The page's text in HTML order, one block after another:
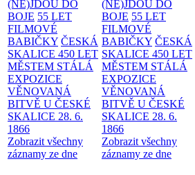
(NE)JDOU DO
BOJE 55 LET
FILMOVÉ
BABIČKY ČESKÁ
SKALICE 450 LET
MĚSTEM STÁLÁ
EXPOZICE
VĚNOVANÁ
BITVĚ U ČESKÉ
SKALICE 28. 6.
1866
Zobrazit všechny
záznamy ze dne
(NE)JDOU DO
BOJE 55 LET
FILMOVÉ
BABIČKY ČESKÁ
SKALICE 450 LET
MĚSTEM STÁLÁ
EXPOZICE
VĚNOVANÁ
BITVĚ U ČESKÉ
SKALICE 28. 6.
1866
Zobrazit všechny
záznamy ze dne